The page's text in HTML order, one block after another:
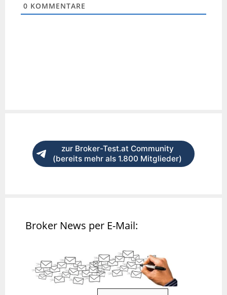
0 KOMMENTARE
zur Broker-Test.at Community
(bereits mehr als 1.800 Mitglieder)
Broker News per E-Mail: